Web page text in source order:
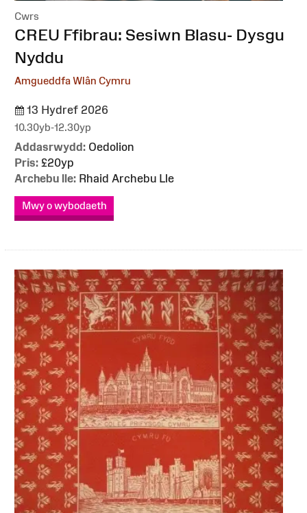
Cwrs
:CREU Ffibrau: Sesiwn Blasu- Dysgu
Nyddu
Amgueddfa Wlân Cymru
13 Hydref 2026
10.30yb-12.30yp
Addasrwydd: Oedolion
Pris: £20yp
Archebu lle: Rhaid Archebu Lle
Mwy o wybodaeth